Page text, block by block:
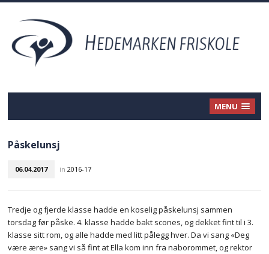
MENU
Påskelunsj
06.04.2017 in2016-17
Tredje og fjerde klasse hadde en koselig påskelunsj sammen
torsdag før påske. 4. klasse hadde bakt scones, og dekket fint til i 3.
klasse sitt rom, og alle hadde med litt pålegg hver. Da vi sang «Deg
være ære» sang vi så fint at Ella kom inn fra naborommet, og rektor